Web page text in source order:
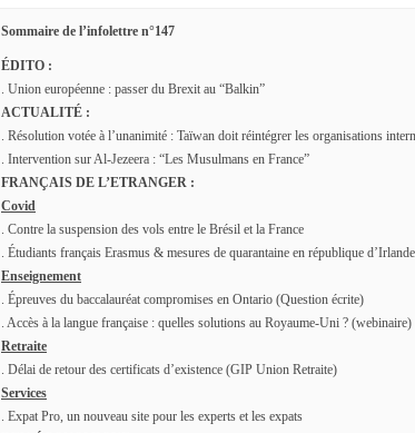
Sommaire de l’infolettre n°147
ÉDITO :
. Union européenne : passer du Brexit au “Balkin”
ACTUALITÉ :
. Résolution votée à l’unanimité : Taïwan doit réintégrer les organisations
. Intervention sur Al-Jezeera : “Les Musulmans en France”
FRANÇAIS DE L’ETRANGER :
Covid
. Contre la suspension des vols entre le Brésil et la France
. Étudiants français Erasmus & mesures de quarantaine en république d’Irlande
Enseignement
. Épreuves du baccalauréat compromises en Ontario (Question écrite)
. Accès à la langue française : quelles solutions au Royaume-Uni ? (webinaire)
Retraite
. Délai de retour des certificats d’existence (GIP Union Retraite)
Services
. Expat Pro, un nouveau site pour les experts et les expats